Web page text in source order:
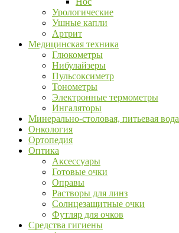
Урологические
Ушные капли
Артрит
Медицинская техника
Глюкометры
Нибулайзеры
Пульсоксиметр
Тонометры
Электронные термометры
Ингаляторы
Минерально-столовая, питьевая вода
Онкология
Ортопедия
Оптика
Аксессуары
Готовые очки
Оправы
Растворы для линз
Солнцезащитные очки
Футляр для очков
Средства гигиены